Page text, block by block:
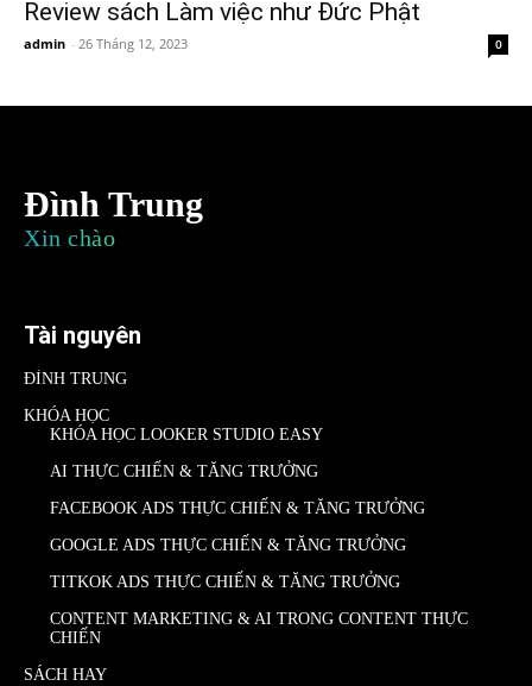
Review sách Làm việc như Đức Phật
admin - 26 Tháng 12, 2023 0
Đình Trung
Xin chào
Tài nguyên
ĐÌNH TRUNG
KHÓA HỌC
KHÓA HỌC LOOKER STUDIO EASY
AI THỰC CHIẾN & TĂNG TRƯỞNG
FACEBOOK ADS THỰC CHIẾN & TĂNG TRƯỞNG
GOOGLE ADS THỰC CHIẾN & TĂNG TRƯỞNG
TITKOK ADS THỰC CHIẾN & TĂNG TRƯỞNG
CONTENT MARKETING & AI TRONG CONTENT THỰC
CHIẾN
SÁCH HAY